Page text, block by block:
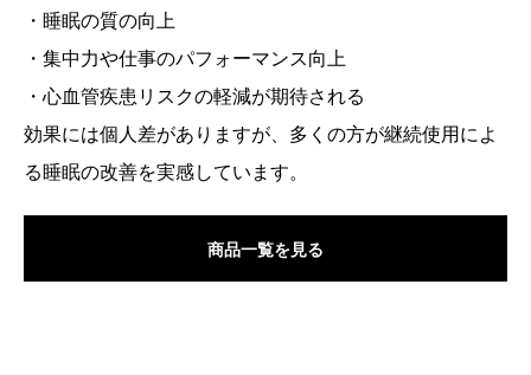
・睡眠の質の向上
・集中力や仕事のパフォーマンス向上
・心血管疾患リスクの軽減が期待される
効果には個人差がありますが、多くの方が継続使用によ
る睡眠の改善を実感しています。
商品一覧を見る